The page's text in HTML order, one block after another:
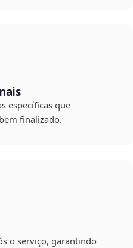
específicas que
finalizado.
o serviço, garantindo